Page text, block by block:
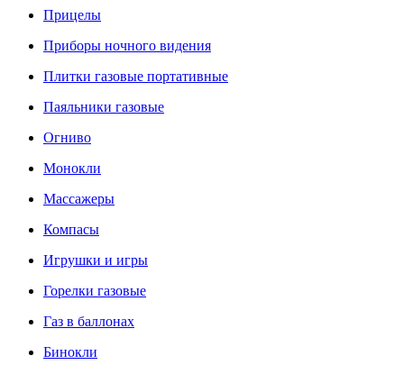
Прицелы
Приборы ночного видения
Плитки газовые портативные
Паяльники газовые
Огниво
Монокли
Массажеры
Компасы
Игрушки и игры
Горелки газовые
Газ в баллонах
Бинокли